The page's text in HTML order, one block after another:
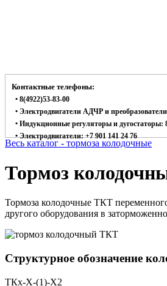
Контактные телефоны:
• 8(4922)53-83-00
• Электродвигатели АДЧР и
• Индукционные регуляторы и дугостаторы:
• Электродвигатели: +7 901 141 24 76
Весь каталог - тормоза колодочные
Тормоз
Тормоза колодочные ТКТ
другого оборудования в
Структурное обозначение
ТКx-Х-(1)-Х2